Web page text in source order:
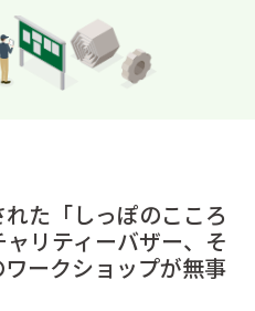
た「しっぽのこころ
リティーバザー、そ
ークショップが無事